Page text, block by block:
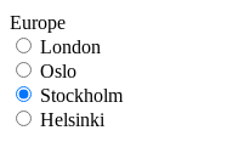
Europe
London
Oslo
Stockholm
Helsinki